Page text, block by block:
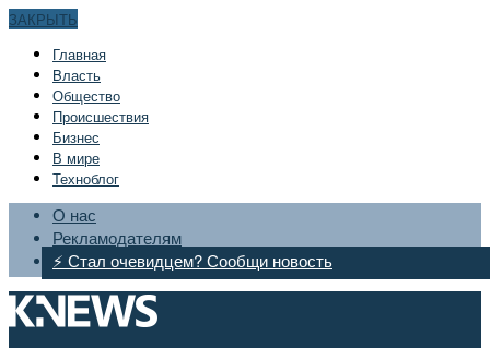
ЗАКРЫТЬ
Главная
Bласть
Общество
Происшествия
Бизнес
В мире
Техноблог
О нас
Рекламодателям
⚡ Стал очевидцем? Сообщи новость